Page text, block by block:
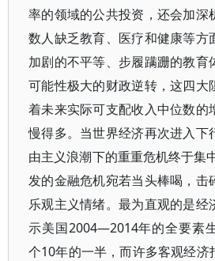
率的领域的公共投资，还会加深
数人缺乏教育、医疗和健康等方
加剧的不平等、步履蹒跚的教育
可能性极大的财政逆转，这四大
着未来实际可支配收入中位数的
慢得多。当世界经济再次进入下
由主义浪潮下的重重危机终于集
发的金融危机宛若当头棒喝，击
乐观主义情绪。最为直观的是经
示美国2004—2014年的全要素
个10年的一半，而许多客观经